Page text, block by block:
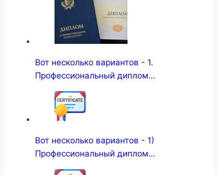
Вот несколько вариантов - 1.
Профессиональный диплом…
Вот несколько вариантов - 1)
Профессиональный диплом…